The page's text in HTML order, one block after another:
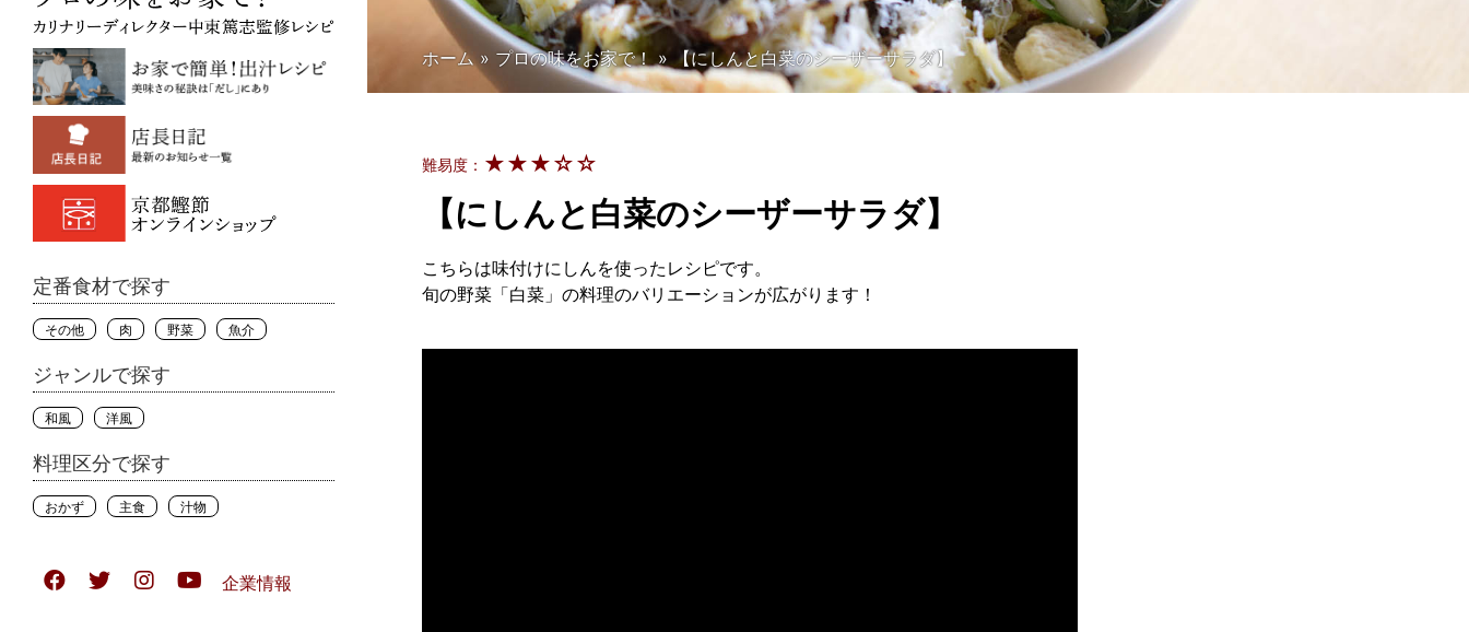
定番食材で探す
その他 肉 野菜 魚介
ジャンルで探す
和風 洋風
料理区分で探す
おかず 主食 汁物
企業情報
ホーム » プロの味をお家で！ » 【にしんと白菜のシーザーサラダ】
難易度： ★★★☆☆
【にしんと白菜のシーザーサラダ】
こちらは味付けにしんを使ったレシピです。
旬の野菜「白菜」の料理のバリエーションが広がります！